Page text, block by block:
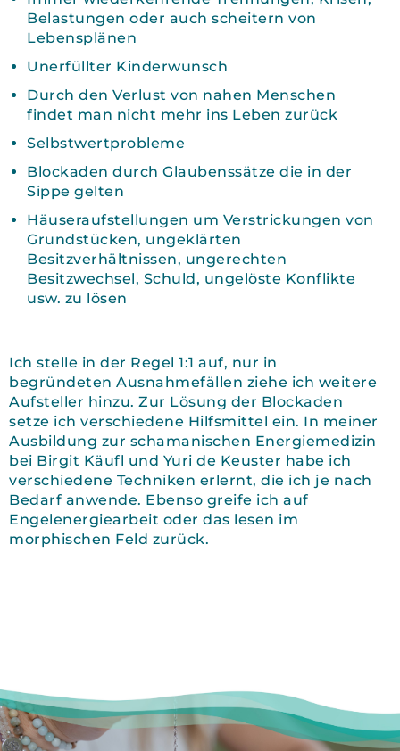
Belastungen oder auch scheitern von
Lebensplänen
Unerfüllter Kinderwunsch
Durch den Verlust von nahen Menschen
findet man nicht mehr ins Leben zurück
Selbstwertprobleme
Blockaden durch Glaubenssätze die in der
Sippe gelten
Häuseraufstellungen um Verstrickungen von
Grundstücken, ungeklärten
Besitzverhältnissen, ungerechten
Besitzwechsel, Schuld, ungelöste Konflikte
usw. zu lösen
Ich stelle in der Regel 1:1 auf, nur in
begründeten Ausnahmefällen ziehe ich weitere
Aufsteller hinzu. Zur Lösung der Blockaden
setze ich verschiedene Hilfsmittel ein. In meiner
Ausbildung zur schamanischen Energiemedizin
bei Birgit Käufl und Yuri de Keuster habe ich
verschiedene Techniken erlernt, die ich je nach
Bedarf anwende. Ebenso greife ich auf
Engelenergiearbeit oder das lesen im
morphischen Feld zurück.